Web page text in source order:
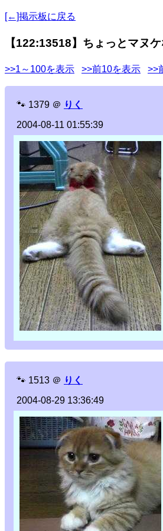
[←]掲示板に戻る
【122:13518】ちょっとマヌ
>>1～100を表示 >>前10を表示 >>
🐾 1379 ＠ りく
2004-08-11 01:55:39
🐾 1513 ＠ りく
2004-08-29 13:36:49